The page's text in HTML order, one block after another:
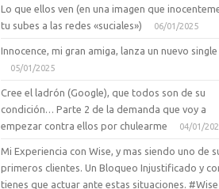
Lo que ellos ven (en una imagen que
tu subes a las redes «suciales»)
06/01/2025
Innocence, mi gran amiga, lanza un nuevo single
05/01/2025
Cree el ladrón (Google), que todos son de su
condición… Parte 2 de la demanda que voy a
empezar contra ellos por chulearme
04/01/
Mi Experiencia con Wise, y mas siendo uno de
primeros clientes. Un Bloqueo Injustificado y
tienes que actuar ante estas situaciones. #Wise